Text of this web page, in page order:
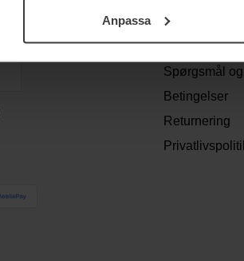
Anpassa
Kontakt os
Spørgsmål
Betingelser
Returnering